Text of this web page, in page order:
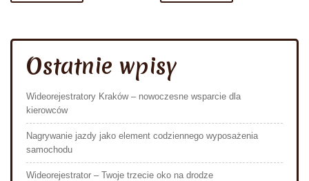
Ostatnie wpisy
Wideorejestratory Kraków – nowoczesne wsparcie dla
kierowców
Nagrywanie jazdy jako element codziennego wyposażenia
samochodu
Wideorejestrator – Twoje trzecie oko na drodze